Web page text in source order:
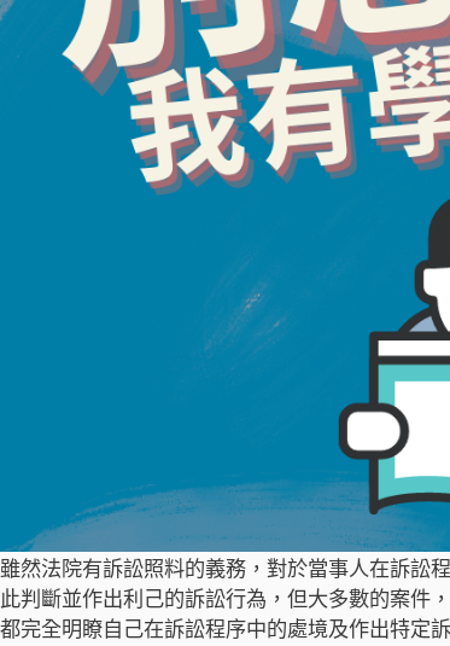
雖然法院有訴訟照料的義務，對於當事人在訴訟
此判斷並作出利己的訴訟行為，但大多數的案件
都完全明瞭自己在訴訟程序中的處境及作出特定